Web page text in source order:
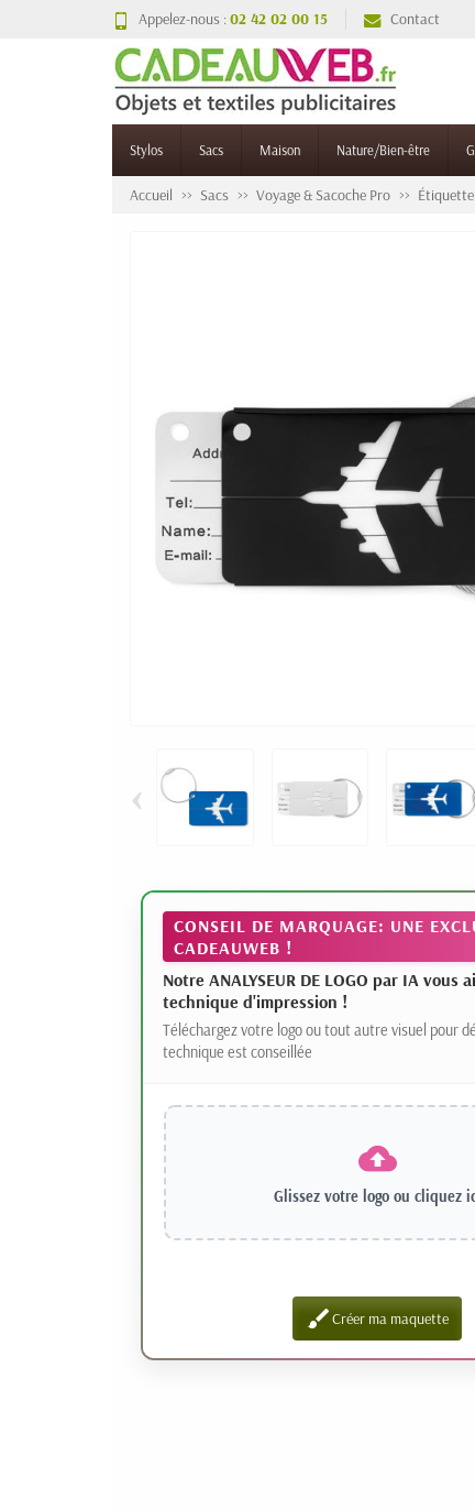
Appelez-nous :02 42 02 00 15 Contact
Stylos Sacs Maison Nature/Bien-être
Accueil Sacs Voyage & Sacoche Pro
‹
CONSEIL DE MARQUAGE: UNE
CADEAUWEB !
Notre ANALYSEUR DE LOGO par IA vous
technique d'impression !
Téléchargez votre logo ou tout autre visuel pour
technique est conseillée
Glissez votre logo ou cliquez
brushCréer ma maquette